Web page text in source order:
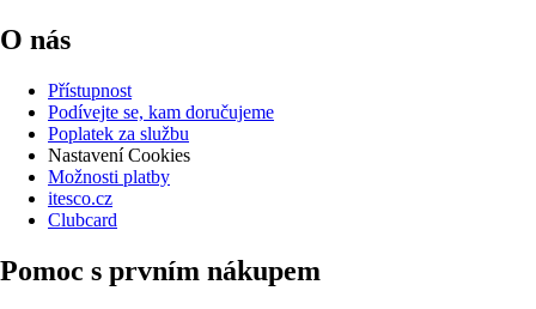
O nás
Přístupnost
Podívejte se, kam doručujeme
Poplatek za službu
Nastavení Cookies
Možnosti platby
itesco.cz
Clubcard
Pomoc s prvním nákupem